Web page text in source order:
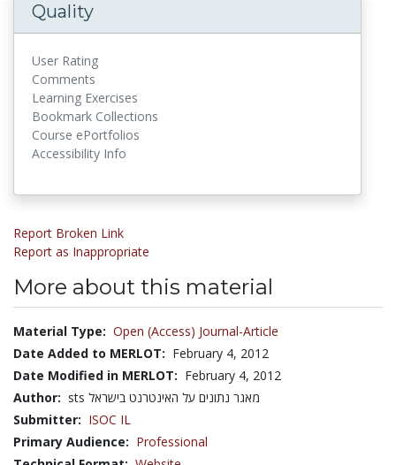
Quality
User Rating
Comments
Learning Exercises
Bookmark Collections
Course ePortfolios
Accessibility Info
Report Broken Link
Report as Inappropriate
More about this material
Material Type: Open (Access) Journal-Article
Date Added to MERLOT: February 4, 2012
Date Modified in MERLOT: February 4, 2012
Author:
sts מאגר נתונים על האינטרנט בישראל
Submitter: ISOC IL
Primary Audience: Professional